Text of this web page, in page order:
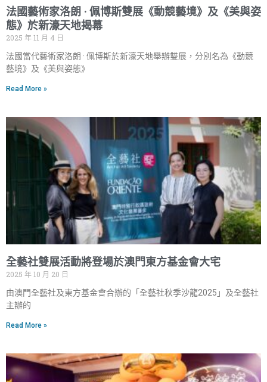
法國藝術家洛朗 · 佩博斯雙展《動競藝境》及《美與姿
態》於新濠天地揭幕
2025 年 11 月 4 日
法國當代藝術家洛朗 · 佩博斯於新濠天地舉辦雙展，分別名為《動競
藝境》及《美與姿態》
Read More »
全藝社雙展活動將登場於澳門東方基金會大宅
2025 年 10 月 20 日
由澳門全藝社及東方基金會合辦的「全藝社秋季沙龍2025」及全藝社
主辦的
Read More »